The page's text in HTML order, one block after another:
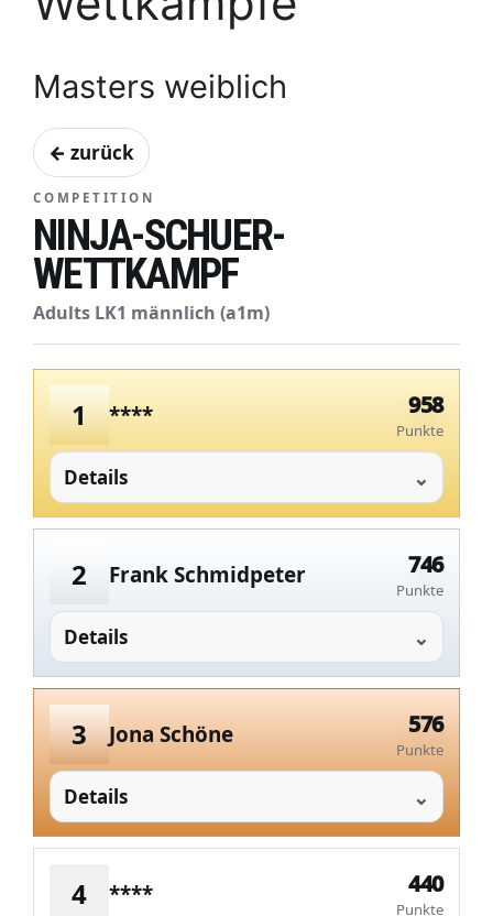
Masters weiblich
← zurück
COMPETITION
NINJA-SCHUER-
WETTKAMPF
Adults LK1 männlich (a1m)
1 **** 958
Punkte
Details
2 Frank Schmidpeter 746
Punkte
Details
3 Jona Schöne 576
Punkte
Details
4 **** 440
Punkte